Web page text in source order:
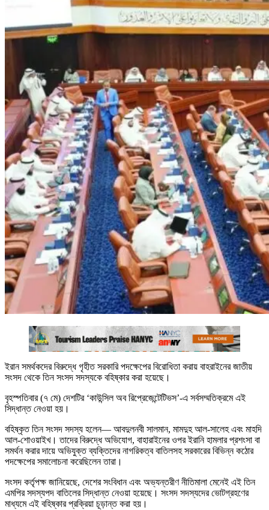
ইরান সমর্থকদের বিরুদ্ধে গৃহীত সরকারি পদক্ষেপের বিরোধিতা করায় বাহরাইনের জাতীয়
সংসদ থেকে তিন সংসদ সদস্যকে বহিষ্কার করা হয়েছে।
বৃহস্পতিবার (৭ মে) দেশটির ‘কাউন্সিল অব রিপ্রেজেন্টেটিভস’-এ সর্বসম্মতিক্রমে এই
সিদ্ধান্ত নেওয়া হয়।
বহিষ্কৃত তিন সংসদ সদস্য হলেন— আবদুলনবী সালমান, মামদুহ আল-সালেহ এবং মাহদি
আল-শোওয়াইখ। তাদের বিরুদ্ধে অভিযোগ, বাহারাইনের ওপর ইরানি হামলার প্রশংসা বা
সমর্থন করার দায়ে অভিযুক্ত ব্যক্তিদের নাগরিকত্ব বাতিলসহ সরকারের বিভিন্ন কঠোর
পদক্ষেপের সমালোচনা করেছিলেন তারা।
সংসদ কর্তৃপক্ষ জানিয়েছে, দেশের সংবিধান এবং অভ্যন্তরীণ নীতিমালা মেনেই এই তিন
এমপির সদস্যপদ বাতিলের সিদ্ধান্ত নেওয়া হয়েছে। সংসদ সদস্যদের ভোটগ্রহণের
মাধ্যমে এই বহিষ্কার প্রক্রিয়া চূড়ান্ত করা হয়।